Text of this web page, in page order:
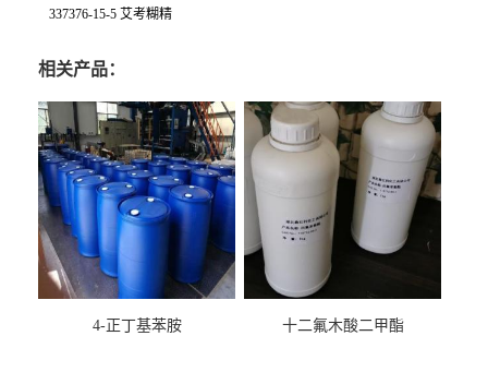
337376-15-5 艾考糊精
相关产品：
4-正丁基苯胺 十二氟木酸二甲酯